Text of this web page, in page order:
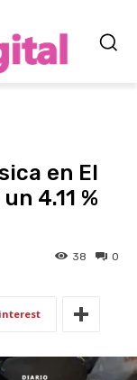
en El
4.11 %
0
38